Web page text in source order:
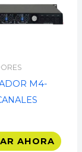
M4-
AHORA